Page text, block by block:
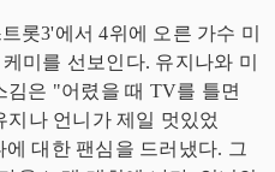
롯3'에서 4위에 오른 가수 미
미를 선보인다. 유지나와 미
김은 "어렸을 때 TV를 틀면
지나 언니가 제일 멋있었
대한 팬심을 드러냈다. 그